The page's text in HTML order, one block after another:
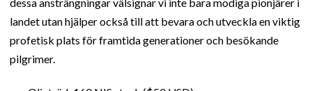
landet utan hjälper också till att bevara och utveckla en viktig
profetisk plats för framtida generationer och besökande
pilgrimer.